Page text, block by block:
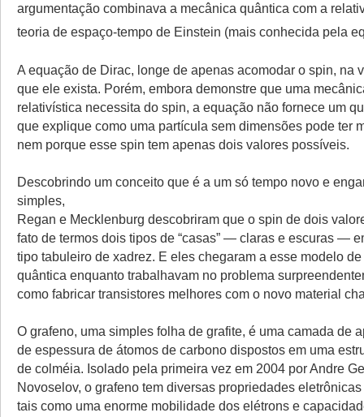
argumentação combinava a mecânica quântica com a
teoria de espaço-tempo de Einstein (mais conhecida pela
A equação de Dirac, longe de apenas acomodar o spin, na
que ele exista. Porém, embora demonstre que uma
relativística necessita do spin, a equação não fornece um
que explique como uma partícula sem dimensões pode ter
nem porque esse spin tem apenas dois valores possíveis.
Descobrindo um conceito que é a um só tempo novo e
simples,
Regan e Mecklenburg descobriram que o spin de dois
fato de termos dois tipos de “casas” — claras e escuras —
tipo tabuleiro de xadrez. E eles chegaram a esse modelo
quântica enquanto trabalhavam no problema
como fabricar transistores melhores com o novo material
O grafeno, uma simples folha de grafite, é uma camada de
de espessura de átomos de carbono dispostos em uma
de colméia. Isolado pela primeira vez em 2004 por Andre
Novoselov, o grafeno tem diversas propriedades
tais como uma enorme mobilidade dos elétrons e